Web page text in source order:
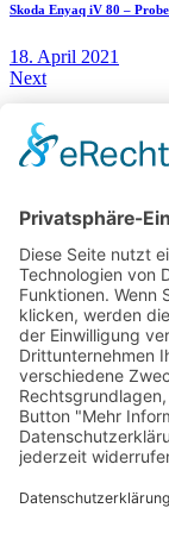
Skoda Enyaq iV 80 –
18. April 2021
Next
Vergleich: Cupra Ateca vs.
2. Mai 2021
You May Also
11. September 2020
Verbrauch-Test: 100 km
18. September 2023
Audi R8 Spyder V10 –